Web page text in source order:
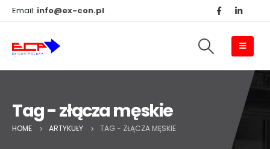
Email: info@ex-con.pl
Tag - złącza męskie
HOME ARTYKUŁY TAG - ZŁĄCZA MĘSKIE